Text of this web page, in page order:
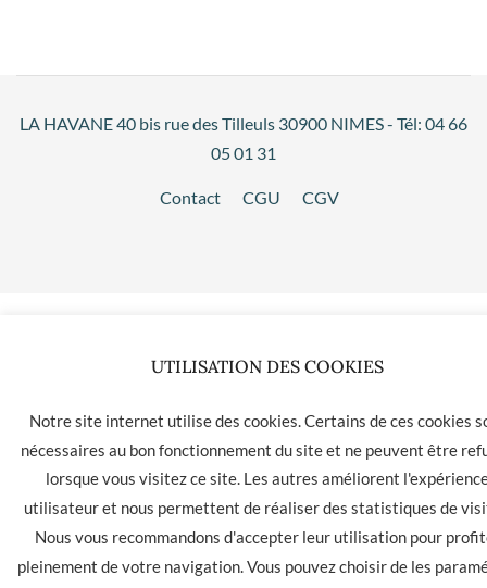
LA HAVANE 40 bis rue des Tilleuls 30900 NIMES - Tél: 04 66
05 01 31
Contact CGU CGV
UTILISATION DES COOKIES
Notre site internet utilise des cookies. Certains de ces cookies
nécessaires au bon fonctionnement du site et ne peuvent être
lorsque vous visitez ce site. Les autres améliorent
utilisateur et nous permettent de réaliser des statistiques de
Nous vous recommandons d'accepter leur utilisation pour
pleinement de votre navigation. Vous pouvez choisir de les